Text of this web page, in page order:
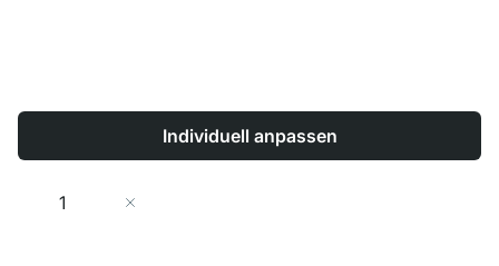
Individuell anpassen
Menge